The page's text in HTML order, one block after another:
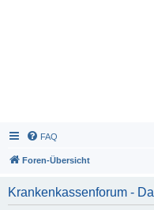
FAQ
Foren-Übersicht
Krankenkassenforum -